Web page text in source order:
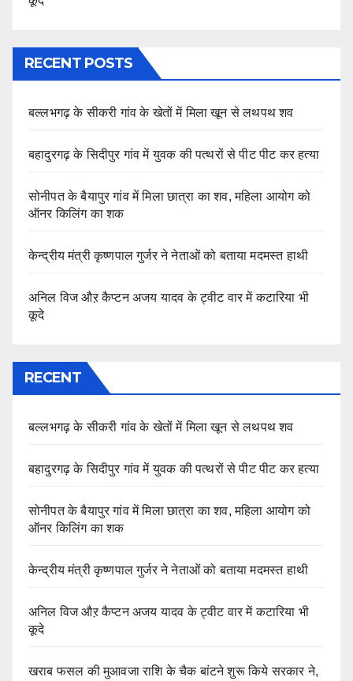
RECENT POSTS
बल्लभगढ़ के सीकरी गांव के खेतों में मिला खून से लथपथ शव
बहादुरगढ़ के सिदीपुर गांव में युवक की पत्थरों से पीट पीट कर हत्या
सोनीपत के बैयापुर गांव में मिला छात्रा का शव, महिला आयोग को
ऑनर किलिंग का शक
केन्द्रीय मंत्री कृष्णपाल गुर्जर ने नेताओं को बताया मदमस्त हाथी
अनिल विज औऱ कैप्टन अजय यादव के ट्वीट वार में कटारिया भी
कूदे
RECENT
बल्लभगढ़ के सीकरी गांव के खेतों में मिला खून से लथपथ शव
बहादुरगढ़ के सिदीपुर गांव में युवक की पत्थरों से पीट पीट कर हत्या
सोनीपत के बैयापुर गांव में मिला छात्रा का शव, महिला आयोग को
ऑनर किलिंग का शक
केन्द्रीय मंत्री कृष्णपाल गुर्जर ने नेताओं को बताया मदमस्त हाथी
अनिल विज औऱ कैप्टन अजय यादव के ट्वीट वार में कटारिया भी
कूदे
खराब फसल की मुआवजा राशि के चैक बांटने शुरू किये सरकार ने,